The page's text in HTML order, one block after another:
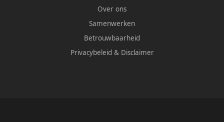
Over ons
Samenwerken
Betrouwbaarheid
Privacybeleid & Disclaimer